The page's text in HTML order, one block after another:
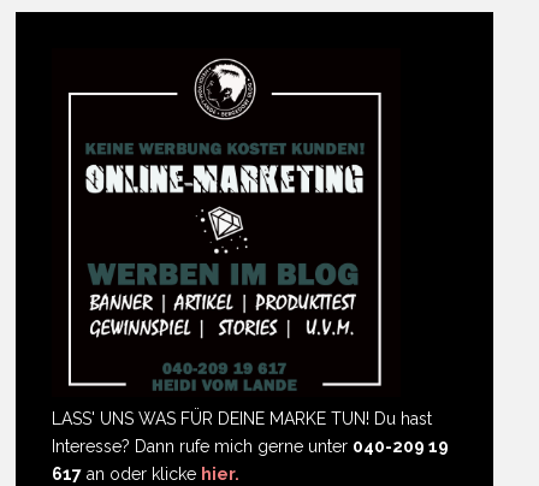
LASS' UNS WAS FÜR DEINE MARKE TUN! Du hast
Interesse? Dann rufe mich gerne unter 040-209 19
617 an oder klicke hier.